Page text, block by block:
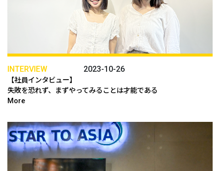
INTERVIEW 2023-10-26
【社員インタビュー】
失敗を恐れず、まずやってみることは才能である
More